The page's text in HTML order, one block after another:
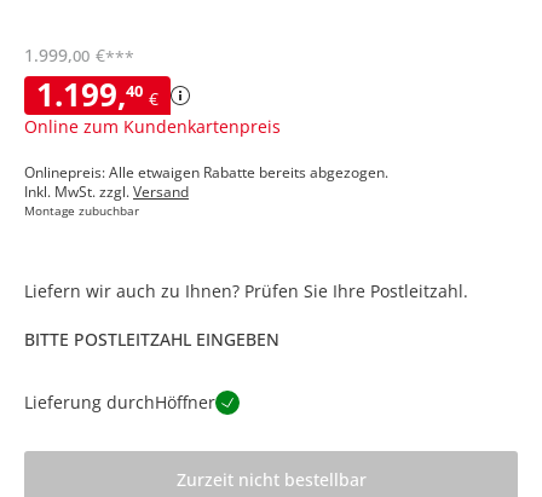
1.199,40 €
Online zum Kundenkartenpreis
1.999,00 €***
Onlinepreis: Alle etwaigen Rabatte bereits abgezogen.
Inkl. MwSt. zzgl.Versand
Montage zubuchbar
Liefern wir auch zu Ihnen? Prüfen Sie Ihre Postleitzahl.
BITTE POSTLEITZAHL EINGEBEN
Lieferung durchHöffner
Zurzeit nicht bestellbar